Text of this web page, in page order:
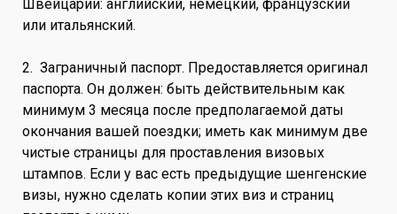
Швейцарии: английский, немецкий, французский
или итальянский.
2. Заграничный паспорт. Предоставляется оригинал
паспорта. Он должен: быть действительным как
минимум 3 месяца после предполагаемой даты
окончания вашей поездки; иметь как минимум две
чистые страницы для проставления визовых
штампов. Если у вас есть предыдущие шенгенские
визы, нужно сделать копии этих виз и страниц